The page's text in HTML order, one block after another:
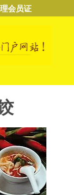
会员证